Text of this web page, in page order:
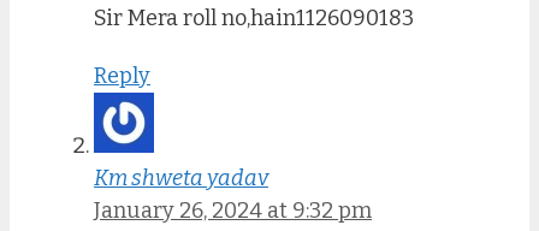
Sir Mera roll no,hain1126090183
Reply
Km shweta yadav
January 26, 2024 at 9:32 pm